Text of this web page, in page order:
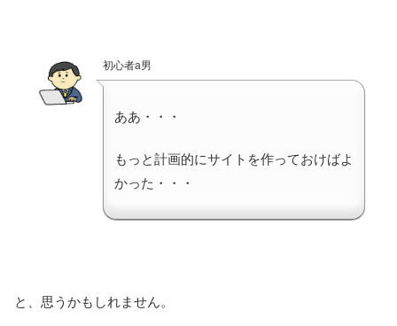
初心者a男
ああ・・・
もっと計画的にサイトを作っておけばよ
かった・・・
と、思うかもしれません。